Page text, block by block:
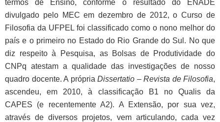
termos de Ensino, conforme o resultado do ENADE
divulgado pelo MEC em dezembro de 2012, o Curso de
Filosofia da UFPEL foi classificado como o nono melhor do
país e o primeiro no Estado do Rio Grande do Sul. No que
diz respeito à Pesquisa, as Bolsas de Produtividade do
CNPq atestam a qualidade das investigações de nosso
quadro docente. A própria Dissertatio – Revista de Filosofia,
ascendeu, em 2010, à classificação B1 no Qualis da
CAPES (e recentemente A2). A Extensão, por sua vez,
através de diversos projetos, vem articulando, cada vez